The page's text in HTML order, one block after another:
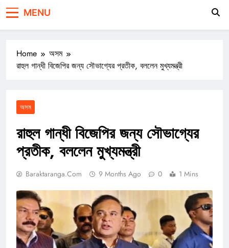
MENU
Home
অসম
রাহুল গান্ধী বিজেপির জন্য সৌভাগ্যের প্রতীক, বললেন মুখ্যমন্ত্রী
অসম
রাহুল গান্ধী বিজেপির জন্য সৌভাগ্যের
প্রতীক, বললেন মুখ্যমন্ত্রী
Baraktaranga.com 9 Months Ago 0 1 Mins